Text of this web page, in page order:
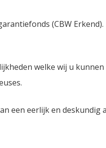
(CBW
welke wij u
een eerlijk en deskundig